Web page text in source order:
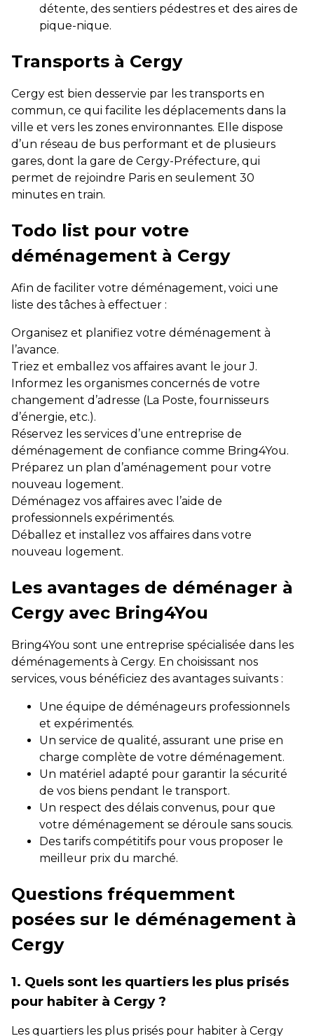
détente, des sentiers pédestres et des aires de
pique-nique.
Transports à Cergy
Cergy est bien desservie par les transports en
commun, ce qui facilite les déplacements dans la
ville et vers les zones environnantes. Elle dispose
d’un réseau de bus performant et de plusieurs
gares, dont la gare de Cergy-Préfecture, qui
permet de rejoindre Paris en seulement 30
minutes en train.
Todo list pour votre
déménagement à Cergy
Afin de faciliter votre déménagement, voici une
liste des tâches à effectuer :
Organisez et planifiez votre déménagement à
l’avance.
Triez et emballez vos affaires avant le jour J.
Informez les organismes concernés de votre
changement d’adresse (La Poste, fournisseurs
d’énergie, etc.).
Réservez les services d’une entreprise de
déménagement de confiance comme Bring4You.
Préparez un plan d’aménagement pour votre
nouveau logement.
Déménagez vos affaires avec l’aide de
professionnels expérimentés.
Déballez et installez vos affaires dans votre
nouveau logement.
Les avantages de déménager à
Cergy avec Bring4You
Bring4You sont une entreprise spécialisée dans les
déménagements à Cergy. En choisissant nos
services, vous bénéficiez des avantages suivants :
Une équipe de déménageurs professionnels
et expérimentés.
Un service de qualité, assurant une prise en
charge complète de votre déménagement.
Un matériel adapté pour garantir la sécurité
de vos biens pendant le transport.
Un respect des délais convenus, pour que
votre déménagement se déroule sans soucis.
Des tarifs compétitifs pour vous proposer le
meilleur prix du marché.
Questions fréquemment
posées sur le déménagement à
Cergy
1. Quels sont les quartiers les plus prisés
pour habiter à Cergy ?
Les quartiers les plus prisés pour habiter à Cergy